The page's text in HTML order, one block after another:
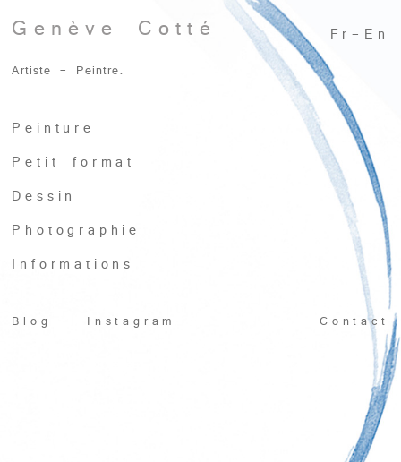
Fr - En
Genève Cotté
Artiste - Peintre.
Peinture
Petit format
Dessin
Photographie
Informations
Blog - Instagram Contact